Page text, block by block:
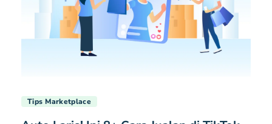
Tips Marketplace